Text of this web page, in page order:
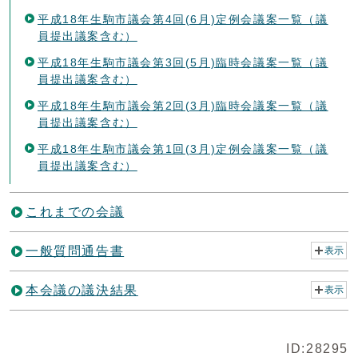
平成18年生駒市議会第4回(6月)定例会議案一覧（議
員提出議案含む）
平成18年生駒市議会第3回(5月)臨時会議案一覧（議
員提出議案含む）
平成18年生駒市議会第2回(3月)臨時会議案一覧（議
員提出議案含む）
平成18年生駒市議会第1回(3月)定例会議案一覧（議
員提出議案含む）
これまでの会議
一般質問通告書 表示
本会議の議決結果 表示
ID:28295